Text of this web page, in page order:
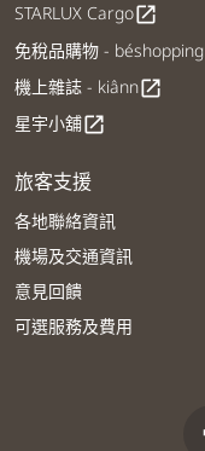
STARLUX Cargoopen_in_new
免稅品購物 - béshopping
機上雜誌 - kiânnopen_in_new
星宇小舖open_in_new
旅客支援
各地聯絡資訊
機場及交通資訊
意見回饋
可選服務及費用